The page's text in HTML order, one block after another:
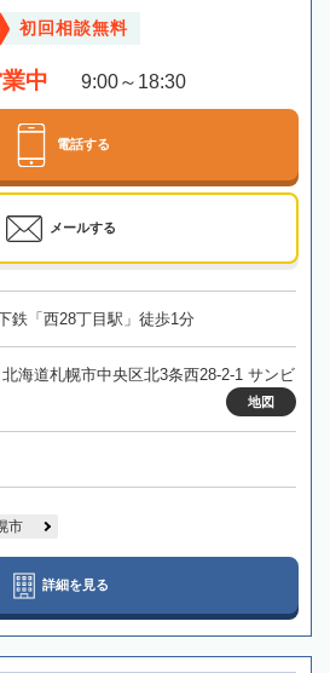
初回相談無料
中 9:00～18:30
電話する
メールする
鉄「西28丁目駅」徒歩1分
海道札幌市中央区北3条西28-2-1 サンビ
地図
市
詳細を見る